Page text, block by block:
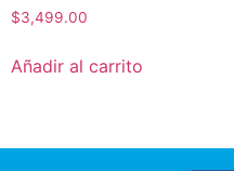
$3,499.00
Añadir al carrito